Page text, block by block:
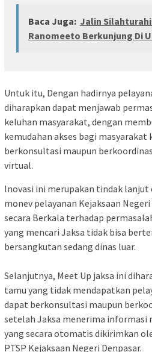
Baca Juga: Jalin
Ranomeeto Berkunjung Di
Untuk itu, Dengan hadirnya
diharapkan dapat menjawab
keluhan masyarakat, dengan
kemudahan akses bagi
berkonsultasi maupun
virtual.
Inovasi ini merupakan tindak
monev pelayanan Kejaksaan
secara Berkala terhadap
yang mencari Jaksa tidak bisa
bersangkutan sedang dinas luar.
Selanjutnya, Meet Up jaksa ini
tamu yang tidak mendapatkan
dapat berkonsultasi maupun
setelah Jaksa menerima
yang secara otomatis dikirimkan
PTSP Kejaksaan Negeri Denpasar.